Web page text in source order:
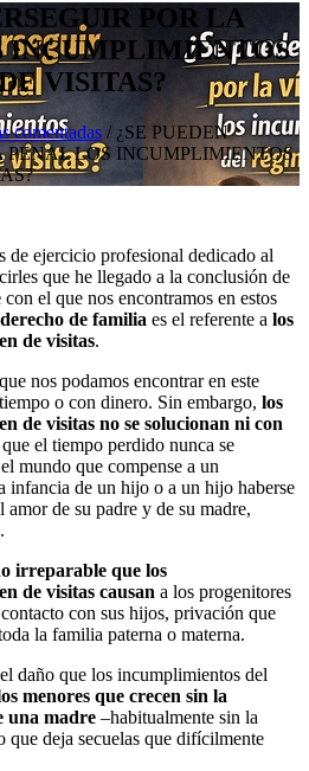
POR LA
INCUMPLIMIENTOS
VISITAS?
comentadas /¿SE PUEDEN
PENAL LOS INCUMPLIMIENTOS
de ejercicio profesional dedicado al
que he llegado a la conclusión de
con el que nos encontramos en estos
de familia es el referente a los
de visitas.
nos podamos encontrar en este
o con dinero. Sin embargo, los
de visitas no se solucionan ni con
el tiempo perdido nunca se
mundo que compense a un
infancia de un hijo o a un hijo haberse
de su padre y de su madre,
irreparable que los
de visitas causan a los progenitores
con sus hijos, privación que
la familia paterna o materna.
daño que los incumplimientos del
menores que crecen sin la
una madre –habitualmente sin la
que deja secuelas que difícilmente